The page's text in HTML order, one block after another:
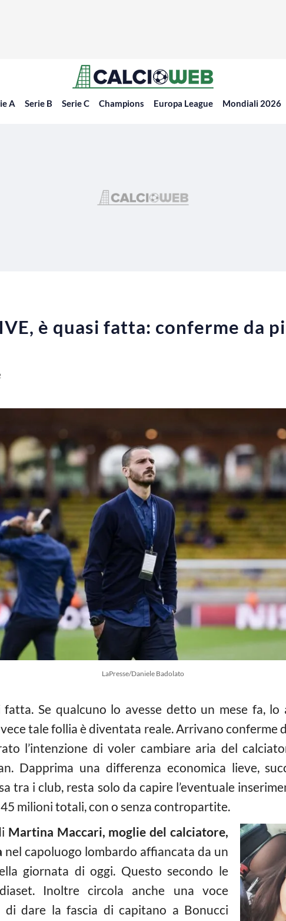
A Serie B Serie C Champions Europa League Mondiali 2026
è quasi fatta: conferme da
LaPresse/Daniele Badolato
fatta. Se qualcuno lo avesse detto un mese fa,
tale follia è diventata reale. Arrivano conferme
l’intenzione di voler cambiare aria del
Dapprima una differenza economica lieve,
tra i club, resta solo da capire l’eventuale
milioni totali, con o senza contropartite.
Martina Maccari, moglie del calciatore,
nel capoluogo lombardo affiancata da un
giornata di oggi. Questo secondo le
Inoltre circola anche una voce
di dare la fascia di capitano a Bonucci